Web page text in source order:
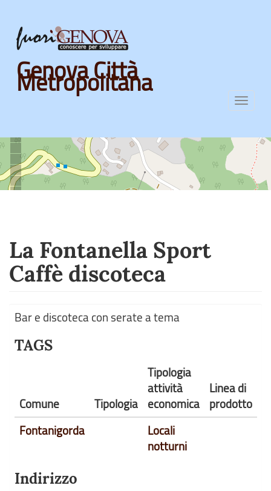
Skip
main
content
Genova Città
Metropolitana
La Fontanella Sport
Caffè discoteca
Bar e discoteca con serate a tema
TAGS
Comune Tipologia
Tipologia
attività
economica
Linea di
prodotto
Fontanigorda
Locali
notturni
Indirizzo